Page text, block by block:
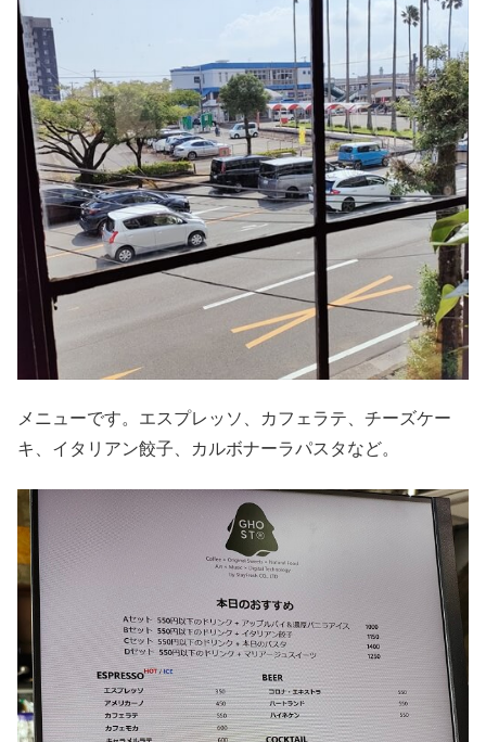
メニューです。エスプレッソ、カフェラテ、チーズケー
キ、イタリアン餃子、カルボナーラパスタなど。